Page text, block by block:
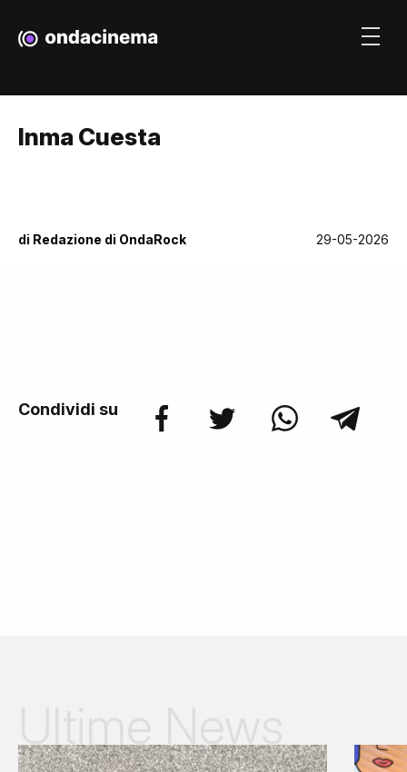
Inma Cuesta
di Redazione di OndaRock 29-05-2026
Condividi su